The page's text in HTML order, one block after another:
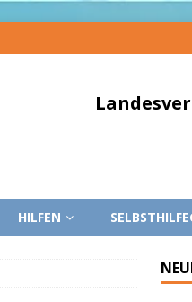
HILFEN